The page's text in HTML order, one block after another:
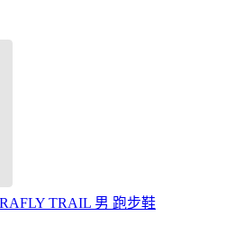
TRAIL 男 跑步鞋